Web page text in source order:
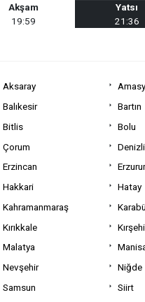
Akşam
19:59
Yatsı
21:36
Aksaray
Balıkesir
Bartın
Bitlis
Bolu
Çorum
Denizli
Erzincan
Hakkari
Hatay
Kahramanmaraş
Kırıkkale
Malatya
Nevşehir
Niğde
Samsun
Siirt